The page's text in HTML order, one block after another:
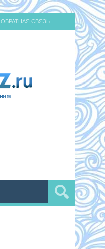
ОБРАТНАЯ СВЯЗЬ